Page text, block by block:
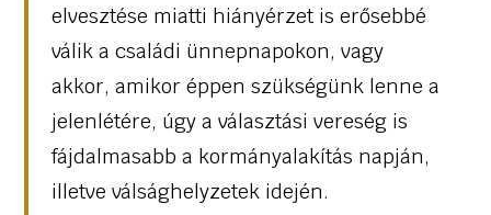
elvesztése miatti hiányérzet is erősebbé
válik a családi ünnepnapokon, vagy
akkor, amikor éppen szükségünk lenne a
jelenlétére, úgy a választási vereség is
fájdalmasabb a kormányalakítás napján,
illetve válsághelyzetek idején.